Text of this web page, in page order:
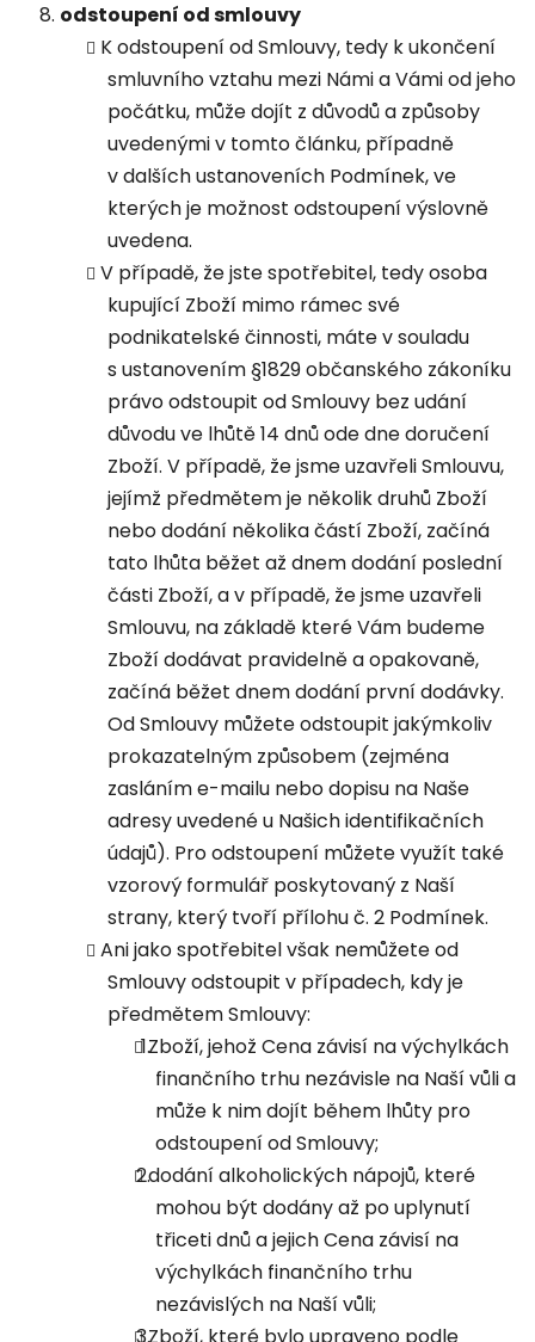
odstoupení od smlouvy
K odstoupení od Smlouvy, tedy k ukončení
smluvního vztahu mezi Námi a Vámi od jeho
počátku, může dojít z důvodů a způsoby
uvedenými v tomto článku, případně
v dalších ustanoveních Podmínek, ve
kterých je možnost odstoupení výslovně
uvedena.
V případě, že jste spotřebitel, tedy osoba
kupující Zboží mimo rámec své
podnikatelské činnosti, máte v souladu
s ustanovením §1829 občanského zákoníku
právo odstoupit od Smlouvy bez udání
důvodu ve lhůtě 14 dnů ode dne doručení
Zboží. V případě, že jsme uzavřeli Smlouvu,
jejímž předmětem je několik druhů Zboží
nebo dodání několika částí Zboží, začíná
tato lhůta běžet až dnem dodání poslední
části Zboží, a v případě, že jsme uzavřeli
Smlouvu, na základě které Vám budeme
Zboží dodávat pravidelně a opakovaně,
začíná běžet dnem dodání první dodávky.
Od Smlouvy můžete odstoupit jakýmkoliv
prokazatelným způsobem (zejména
zasláním e-mailu nebo dopisu na Naše
adresy uvedené u Našich identifikačních
údajů). Pro odstoupení můžete využít také
vzorový formulář poskytovaný z Naší
strany, který tvoří přílohu č. 2 Podmínek.
Ani jako spotřebitel však nemůžete od
Smlouvy odstoupit v případech, kdy je
předmětem Smlouvy:
Zboží, jehož Cena závisí na výchylkách
finančního trhu nezávisle na Naší vůli a
může k nim dojít během lhůty pro
odstoupení od Smlouvy;
dodání alkoholických nápojů, které
mohou být dodány až po uplynutí
třiceti dnů a jejich Cena závisí na
výchylkách finančního trhu
nezávislých na Naší vůli;